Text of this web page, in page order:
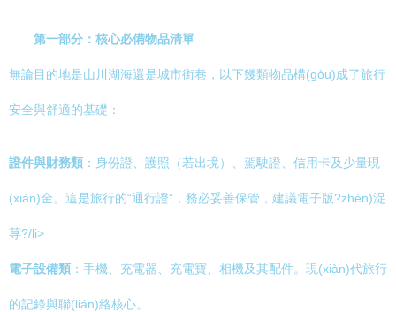
第一部分：核心必備物品清單
無論目的地是山川湖海還是城市街巷，以下幾類物品構(gòu)成了旅行
安全與舒適的基礎：
證件與財務類 ：身份證、護照（若出境）、駕駛證、信用卡及少量現
(xiàn)金。這是旅行的“通行證”，務必妥善保管，建議電子版?zhèn)浞
荨?/li>
電子設備類 ：手機、充電器、充電寶、相機及其配件。現(xiàn)代旅行
的記錄與聯(lián)絡核心。